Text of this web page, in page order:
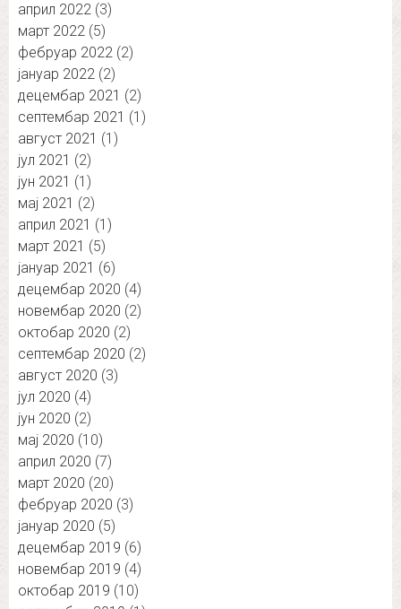
април 2022 (3)
март 2022 (5)
фебруар 2022 (2)
јануар 2022 (2)
децембар 2021 (2)
септембар 2021 (1)
август 2021 (1)
јул 2021 (2)
јун 2021 (1)
мај 2021 (2)
април 2021 (1)
март 2021 (5)
јануар 2021 (6)
децембар 2020 (4)
новембар 2020 (2)
октобар 2020 (2)
септембар 2020 (2)
август 2020 (3)
јул 2020 (4)
јун 2020 (2)
мај 2020 (10)
април 2020 (7)
март 2020 (20)
фебруар 2020 (3)
јануар 2020 (5)
децембар 2019 (6)
новембар 2019 (4)
октобар 2019 (10)